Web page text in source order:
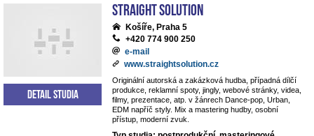
Straight Solution
Košíře, Praha 5
+420 774 900 250
e-mail
www.straightsolution.cz
Originální autorská a zakázková hudba, případná dílčí
produkce, reklamní spoty, jingly, webové stránky, videa,
filmy, prezentace, atp. v žánrech Dance-pop, Urban,
EDM napříč styly. Mix a mastering hudby, osobní
přístup, moderní zvuk.
Detail studia